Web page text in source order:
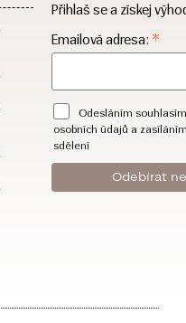
Přihlaš se a získej
Emailová adresa: *
Odesláním
osobních údajů a
sdělení